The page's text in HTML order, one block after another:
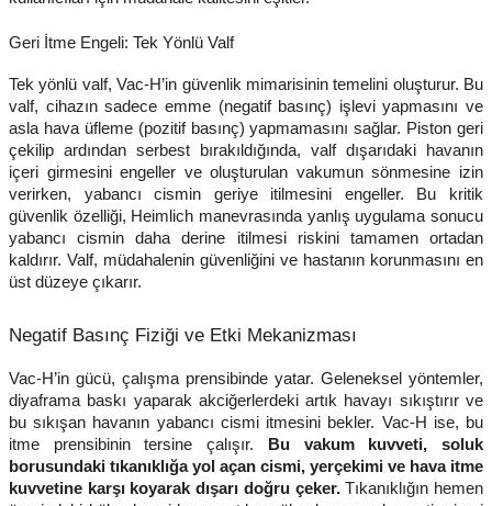
Geri İtme Engeli: Tek Yönlü Valf
Tek yönlü valf, Vac-H’in güvenlik mimarisinin temelini oluşturur. Bu
valf, cihazın sadece emme (negatif basınç) işlevi yapmasını ve
asla hava üfleme (pozitif basınç) yapmamasını sağlar. Piston geri
çekilip ardından serbest bırakıldığında, valf dışarıdaki havanın
içeri girmesini engeller ve oluşturulan vakumun sönmesine izin
verirken, yabancı cismin geriye itilmesini engeller. Bu kritik
güvenlik özelliği, Heimlich manevrasında yanlış uygulama sonucu
yabancı cismin daha derine itilmesi riskini tamamen ortadan
kaldırır. Valf, müdahalenin güvenliğini ve hastanın korunmasını en
üst düzeye çıkarır.
Negatif Basınç Fiziği ve Etki Mekanizması
Vac-H’in gücü, çalışma prensibinde yatar. Geleneksel yöntemler,
diyaframa baskı yaparak akciğerlerdeki artık havayı sıkıştırır ve
bu sıkışan havanın yabancı cismi itmesini bekler. Vac-H ise, bu
itme prensibinin tersine çalışır.
Bu vakum kuvveti, soluk
borusundaki tıkanıklığa yol açan cismi, yerçekimi ve hava itme
kuvvetine karşı koyarak dışarı doğru çeker.Tıkanıklığın hemen